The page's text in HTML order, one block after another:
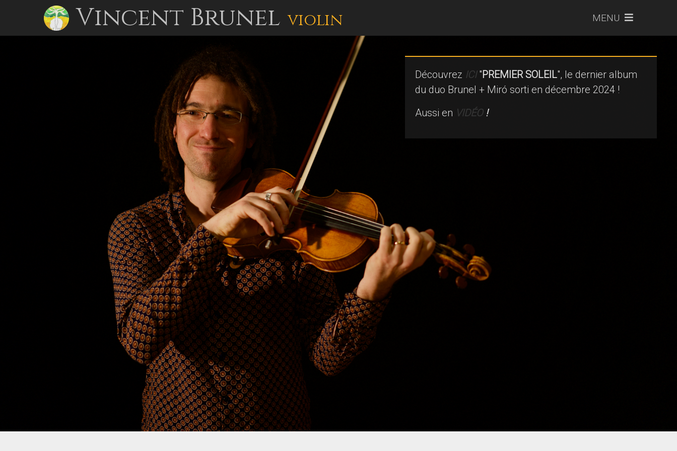
Vincent Brunel violin MENU
Découvrez ICI"PREMIER SOLEIL", le dernier album
du duo Brunel + Miró sorti en décembre 2024 !
Aussi en VIDÉO!